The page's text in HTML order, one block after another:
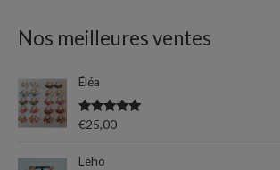
h
c
e
Nos meilleures ventes
Éléa
Note5.00
sur 5
€25,00
Leho